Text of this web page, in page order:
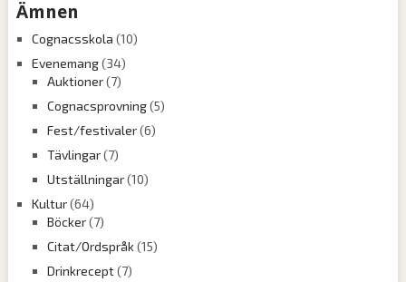
Ämnen
Cognacsskola (10)
Evenemang(34)
Auktioner(7)
Cognacsprovning(5)
Fest/festivaler(6)
Tävlingar(7)
Utställningar(10)
Kultur(64)
Böcker(7)
Citat/Ordspråk(15)
Drinkrecept(7)